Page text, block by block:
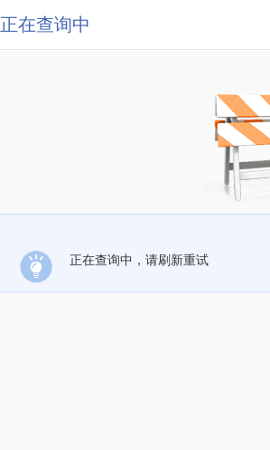
正在查询中
正在查询中，请刷新重试